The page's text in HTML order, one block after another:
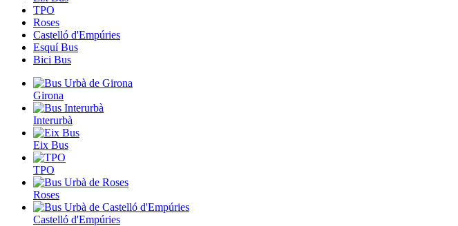
TPO
Roses
Castelló d'Empúries
Esquí Bus
Bici Bus
Girona
Interurbà
Eix Bus
TPO
Roses
Castelló d'Empúries